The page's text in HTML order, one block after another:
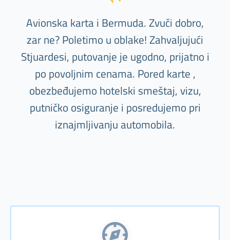
Avionska karta i Bermuda. Zvuči dobro,
zar ne? Poletimo u oblake! Zahvaljujući
Stjuardesi, putovanje je ugodno, prijatno i
po povoljnim cenama. Pored karte ,
obezbeđujemo hotelski smeštaj, vizu,
putničko osiguranje i posredujemo pri
iznajmljivanju automobila.